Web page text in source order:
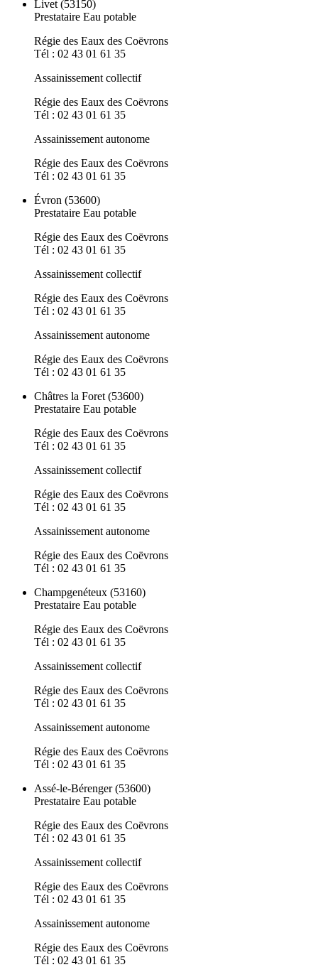
Livet (53150)
Prestataire Eau potable
Régie des Eaux des Coëvrons
Tél : 02 43 01 61 35
Assainissement collectif
Régie des Eaux des Coëvrons
Tél : 02 43 01 61 35
Assainissement autonome
Régie des Eaux des Coëvrons
Tél : 02 43 01 61 35
Évron (53600)
Prestataire Eau potable
Régie des Eaux des Coëvrons
Tél : 02 43 01 61 35
Assainissement collectif
Régie des Eaux des Coëvrons
Tél : 02 43 01 61 35
Assainissement autonome
Régie des Eaux des Coëvrons
Tél : 02 43 01 61 35
Châtres la Foret (53600)
Prestataire Eau potable
Régie des Eaux des Coëvrons
Tél : 02 43 01 61 35
Assainissement collectif
Régie des Eaux des Coëvrons
Tél : 02 43 01 61 35
Assainissement autonome
Régie des Eaux des Coëvrons
Tél : 02 43 01 61 35
Champgenéteux (53160)
Prestataire Eau potable
Régie des Eaux des Coëvrons
Tél : 02 43 01 61 35
Assainissement collectif
Régie des Eaux des Coëvrons
Tél : 02 43 01 61 35
Assainissement autonome
Régie des Eaux des Coëvrons
Tél : 02 43 01 61 35
Assé-le-Bérenger (53600)
Prestataire Eau potable
Régie des Eaux des Coëvrons
Tél : 02 43 01 61 35
Assainissement collectif
Régie des Eaux des Coëvrons
Tél : 02 43 01 61 35
Assainissement autonome
Régie des Eaux des Coëvrons
Tél : 02 43 01 61 35